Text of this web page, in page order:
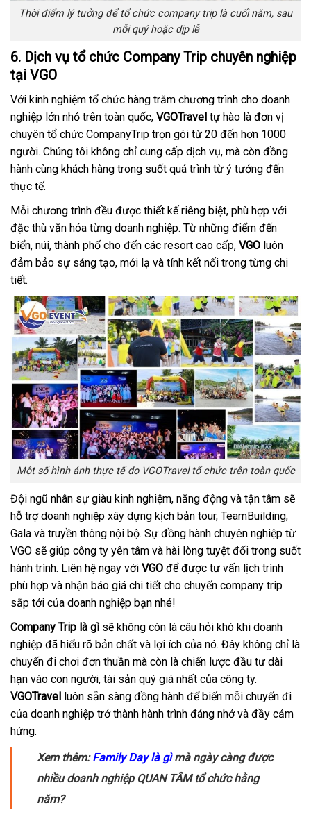
Thời điểm lý tưởng để tổ chức company trip là cuối năm, sau
mỗi quý hoặc dịp lễ
6. Dịch vụ tổ chức Company Trip chuyên nghiệp
tại VGO
Với kinh nghiệm tổ chức hàng trăm chương trình cho doanh
nghiệp lớn nhỏ trên toàn quốc, VGOTravel tự hào là đơn vị
chuyên tổ chức CompanyTrip trọn gói từ 20 đến hơn 1000
người. Chúng tôi không chỉ cung cấp dịch vụ, mà còn đồng
hành cùng khách hàng trong suốt quá trình từ ý tưởng đến
thực tế.
Mỗi chương trình đều được thiết kế riêng biệt, phù hợp với
đặc thù văn hóa từng doanh nghiệp. Từ những điểm đến
biển, núi, thành phố cho đến các resort cao cấp, VGO luôn
đảm bảo sự sáng tạo, mới lạ và tính kết nối trong từng chi
tiết.
Một số hình ảnh thực tế do VGOTravel tổ chức trên toàn quốc
Đội ngũ nhân sự giàu kinh nghiệm, năng động và tận tâm sẽ
hỗ trợ doanh nghiệp xây dựng kịch bản tour, TeamBuilding,
Gala và truyền thông nội bộ. Sự đồng hành chuyên nghiệp từ
VGO sẽ giúp công ty yên tâm và hài lòng tuyệt đối trong suốt
hành trình. Liên hệ ngay với VGO để được tư vấn lịch trình
phù hợp và nhận báo giá chi tiết cho chuyến company trip
sắp tới của doanh nghiệp bạn nhé!
Company Trip là gì sẽ không còn là câu hỏi khó khi doanh
nghiệp đã hiểu rõ bản chất và lợi ích của nó. Đây không chỉ là
chuyến đi chơi đơn thuần mà còn là chiến lược đầu tư dài
hạn vào con người, tài sản quý giá nhất của công ty.
VGOTravel luôn sẵn sàng đồng hành để biến mỗi chuyến đi
của doanh nghiệp trở thành hành trình đáng nhớ và đầy cảm
hứng.
Xem thêm:Family Day là gìmà ngày càng được
nhiều doanh nghiệp QUAN TÂM tổ chức hằng
năm?